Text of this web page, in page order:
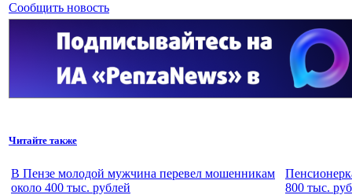
Сообщить новость
Читайте также
В Пензе молодой мужчина перевел мошенникам
около 400 тыс. рублей
800 тыс.